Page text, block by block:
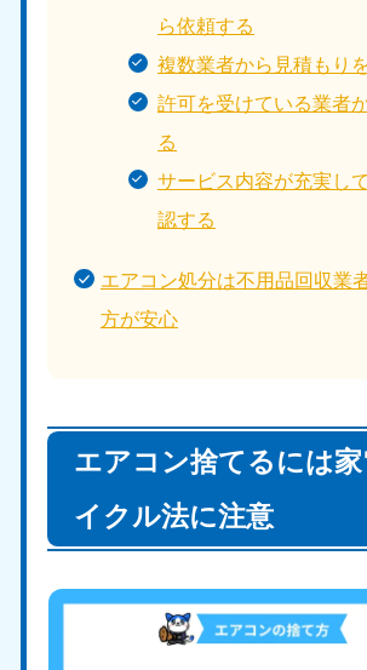
ら依頼する
複数業者から見積もり
許可を受けている業者
る
サービス内容が充実し
認する
エアコン処分は不用品回収業
方が安心
エアコン捨てるには
イクル法に注意